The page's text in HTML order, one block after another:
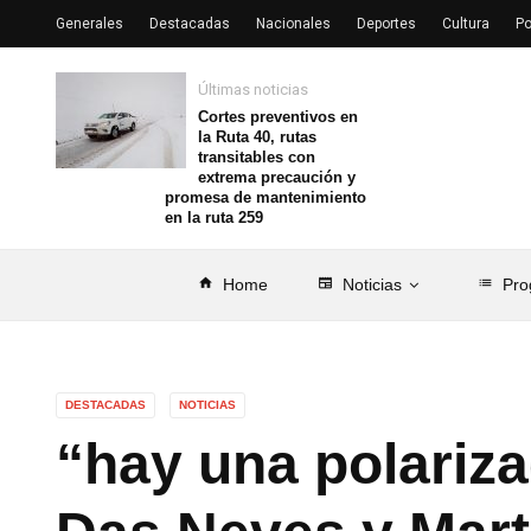
home Home newspaper Noticias list
Últimas noticias
Cortes preventivos en
la Ruta 40, rutas
transitables con
extrema precaución y
promesa de mantenimiento
en la ruta 259
Generales Destacadas Nacionales Deportes Cultura
DESTACADAS NOTICIAS
“hay una